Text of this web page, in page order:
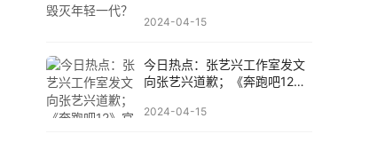
2024-04-15
今日热点：张艺兴工作室发文
向张艺兴道歉；《奔跑吧12》
2024-04-15